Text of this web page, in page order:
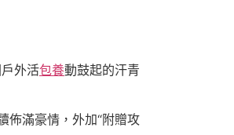
外活包養動鼓起的汗青
佈滿豪情，外加“附贈攻